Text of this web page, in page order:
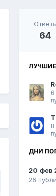
Ответы
64
6
8
ДНИ
20 фев
26